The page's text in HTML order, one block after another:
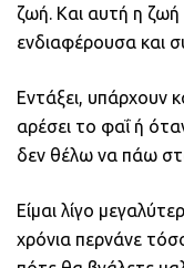
ζωή. Και αυτή η ζωή
ενδιαφέρουσα και
Εντάξει, υπάρχουν
αρέσει το φαΐ ή
δεν θέλω να πάω
Είμαι λίγο
χρόνια περνάνε